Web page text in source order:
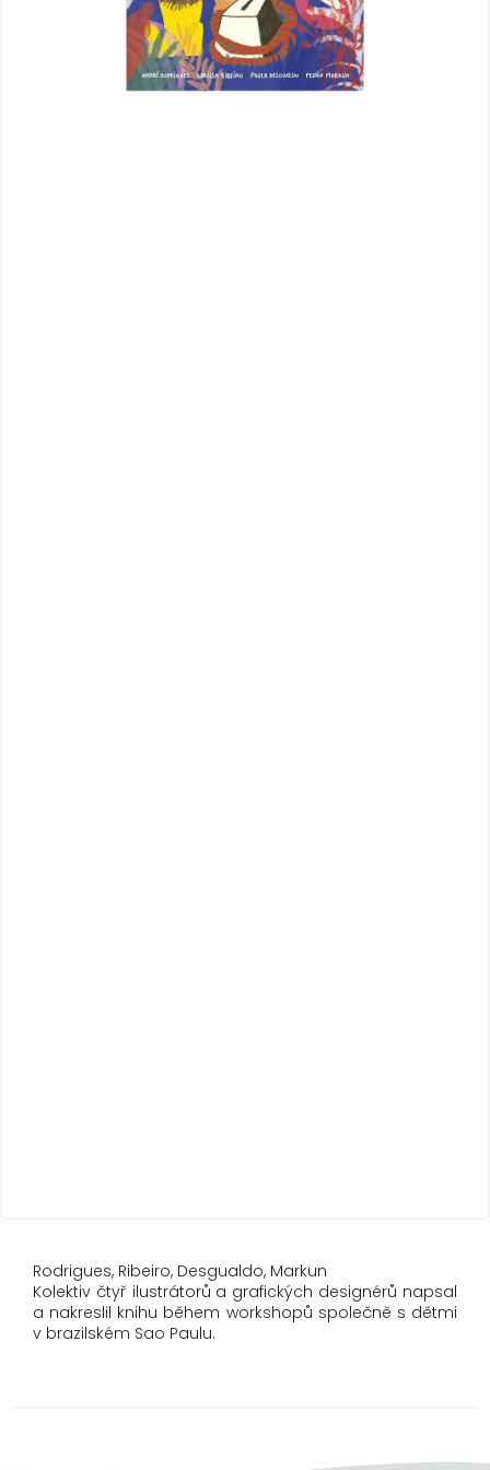
Rodrigues, Ribeiro, Desgualdo, Markun
Kolektiv čtyř ilustrátorů a grafických designérů napsal
a nakreslil knihu během workshopů společně s dětmi
v brazilském Sao Paulu.